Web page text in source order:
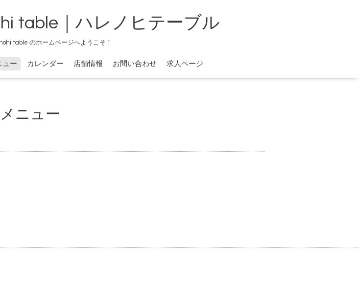
table｜ハレノヒテーブル
table のホームページへようこそ！
ュー カレンダー 店舗情報 お問い合わせ 求人ページ
メニュー